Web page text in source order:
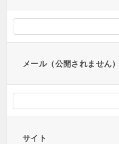
メール（公開されません）
サイト